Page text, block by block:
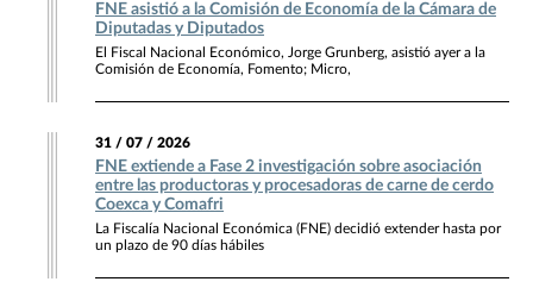
FNE asistió a la Comisión de Economía de la Cámara de
Diputadas y Diputados
El Fiscal Nacional Económico, Jorge Grunberg, asistió ayer a la
Comisión de Economía, Fomento; Micro,
31 / 07 / 2026
FNE extiende a Fase 2 investigación sobre asociación
entre las productoras y procesadoras de carne de cerdo
Coexca y Comafri
La Fiscalía Nacional Económica (FNE) decidió extender hasta por
un plazo de 90 días hábiles